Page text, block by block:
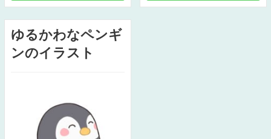
ゆるかわなペンギ
ンのイラスト